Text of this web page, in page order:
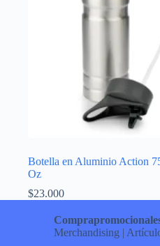
Botella en Aluminio Action
Oz
$23.000
Merchandising |